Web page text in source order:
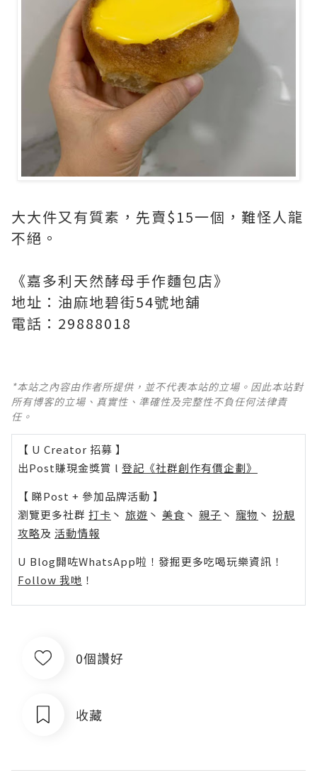
大大件又有質素，先賣$15一個，難怪人龍
不絕。
《嘉多利天然酵母手作麵包店》
地址：油麻地碧街54號地舖
電話：29888018
*本站之內容由作者所提供，並不代表本站的立場。因此本站對
所有博客的立場、真實性、準確性及完整性不負任何法律責
任。
【 U Creator 招募 】
出Post賺現金獎賞 l 登記《社群創作有價企劃》
【 睇Post + 參加品牌活動 】
瀏覽更多社群 打卡 丶 旅遊 丶 美食 丶 親子 丶 寵物 丶 扮靚
攻略及 活動情報
U Blog開咗WhatsApp啦！發掘更多吃喝玩樂資訊！
Follow 我哋 ！
0個讚好
收藏